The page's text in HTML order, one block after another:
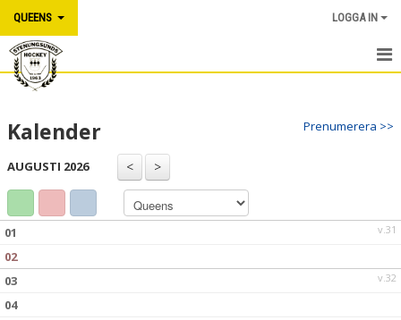
QUEENS LOGGA IN
HEM
NYHETER
KALENDER
BILDGALLERI
Prenumerera >>
Kalender
AUGUSTI 2026
v.31
01
02
v.32
03
04